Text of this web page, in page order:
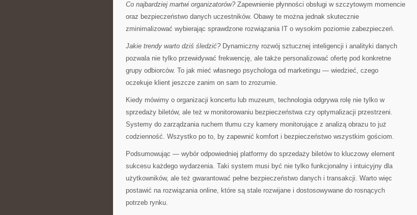
Co najbardziej martwi organizatorów? Zapewnienie płynności obsługi w szczytowym momencie
oraz bezpieczeństwo danych uczestników. Obawy te można jednak skutecznie
zminimalizować wybierając sprawdzone rozwiązania IT o wysokim poziomie zabezpieczeń.
Jakie trendy warto dziś śledzić? Dynamiczny rozwój sztucznej inteligencji i analityki danych
pozwala nie tylko przewidywać frekwencję, ale także personalizować ofertę pod konkretne
grupy odbiorców. To jak mieć własnego psychologa od marketingu — wiedzieć, czego
oczekuje klient jeszcze zanim on sam to zrozumie.
Kiedy mówimy o organizacji koncertu lub muzeum, technologia odgrywa rolę nie tylko w
sprzedaży biletów, ale też w monitorowaniu bezpieczeństwa czy optymalizacji przestrzeni.
Systemy do zarządzania ruchem tłumu czy kamery monitorujące z analizą obrazu to już
codzienność. Wszystko po to, by zapewnić komfort i bezpieczeństwo wszystkim gościom.
Podsumowując — wybór odpowiedniej platformy do sprzedaży biletów to kluczowy element
sukcesu każdego wydarzenia. Taki system musi być nie tylko funkcjonalny i intuicyjny dla
użytkowników, ale też gwarantować pełne bezpieczeństwo danych i transakcji. Warto więc
postawić na rozwiązania online, które są stale rozwijane i dostosowywane do rosnących
potrzeb rynku.